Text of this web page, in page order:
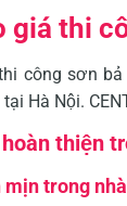
giá thi
công sơn
Hà Nội.
thiện
mịn trong